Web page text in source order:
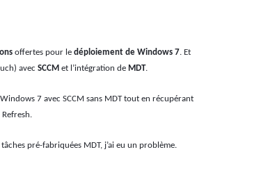
offertes pour le déploiement de Windows 7. Et
avec SCCM et l’intégration de MDT.
7 avec SCCM sans MDT tout en récupérant
pré-fabriquées MDT, j’ai eu un problème.